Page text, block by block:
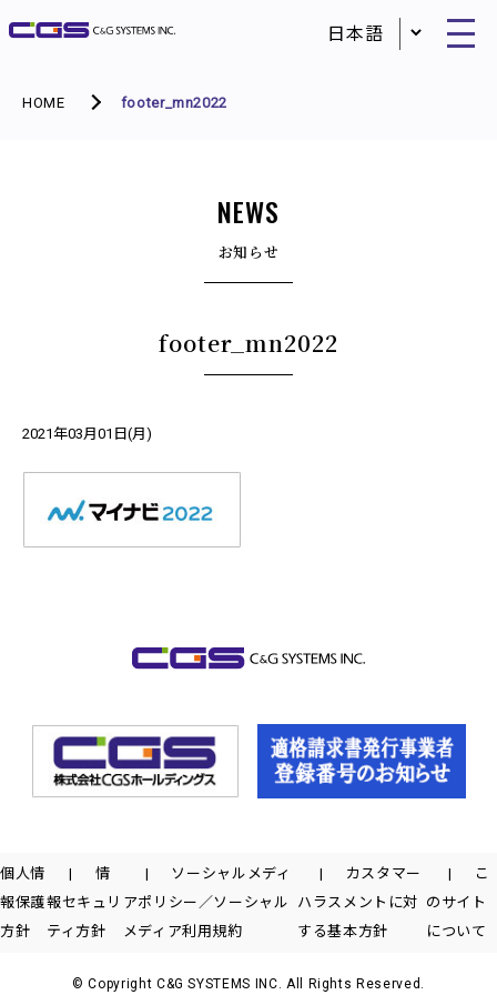
HOME footer_mn2022
NEWS
お知らせ
footer_mn2022
2021年03月01日(月)
個人情
報保護
方針
情
報セキュリ
ティ方針
ソーシャルメディ
アポリシー／ソーシャル
メディア利用規約
カスタマー
ハラスメントに対
する基本方針
こ
のサイト
について
© Copyright C&G SYSTEMS INC. All Rights Reserved.